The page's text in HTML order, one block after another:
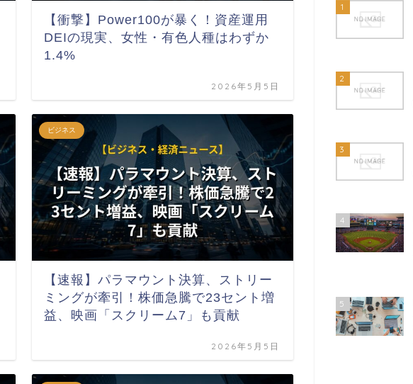
【衝撃】Power100が暴く！資産運用
DEIの現実、女性・有色人種はわずか
1.4%
2026年5月5日
ビジネス
【速報】パラマウント決算、ストリー
ミングが牽引！株価急騰で23セント増
益、映画「スクリーム7」も貢献
2026年5月5日
1
2
3
4
5